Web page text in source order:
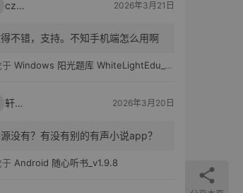
czh7 2026年3月21日
不错，支持。不知手机端怎么用啊
Windows 阳光题库 WhiteLightEdu_v2.0.0
轩爸 2026年3月20日
没有？有没有别的有声小说app？
Android 随心听书_v1.9.8